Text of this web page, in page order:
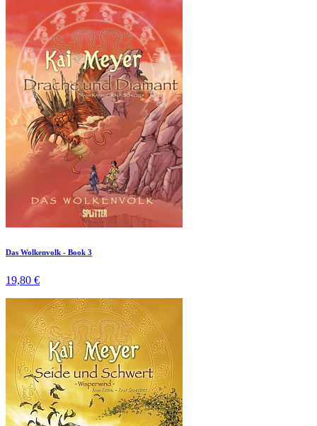
Das Wolkenvolk - Book 3
19,80 €